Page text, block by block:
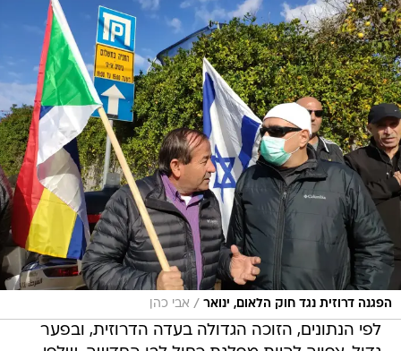
הפגנה דרוזית נגד חוק הלאום, ינואר / אבי כהן
לפי הנתונים, הזוכה הגדולה בעדה הדרוזית, ובפער